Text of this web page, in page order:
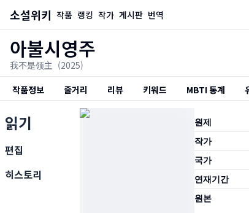
소설위키 작품 랭킹 작가 게시판 번역
읽기
편집
히스토리
아불시영주
我不是领主 (2025)
작품정보
줄거리 리뷰 키워드 MBTI 통계
원제
작가
국가
연재기간
원본